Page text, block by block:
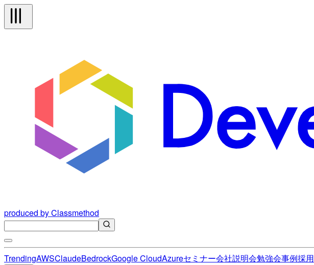
produced by Classmethod
TrendingAWSClaudeBedrockGoogle CloudAzureセミナー会社説明会勉強会事例採用